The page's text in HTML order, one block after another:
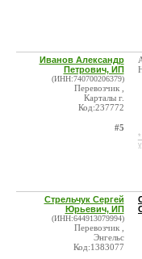
Иванов Александр
Петрович, ИП
(ИНН:740700206379)
Перевозчик ,
Карталы г.
Код:237772
#5
*
Стрельчук Сергей
Юрьевич, ИП
(ИНН:644913079994)
Перевозчик ,
Энгельс
Код:1383077